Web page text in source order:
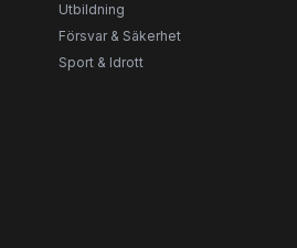
Utbildning
Försvar & Säkerhet
Sport & Idrott